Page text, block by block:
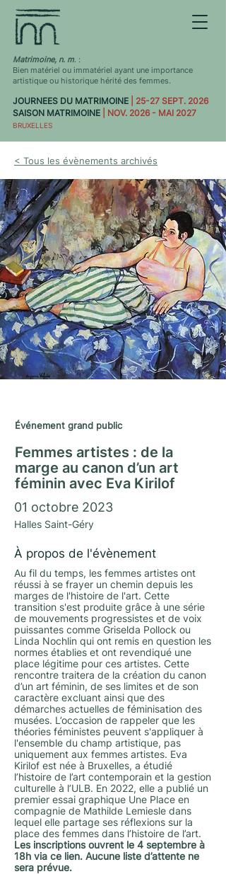
Matrimoine, n. m. :
Bien matériel ou immatériel ayant une importance
artistique ou historique hérité des femmes.
JOURNEES DU MATRIMOINE
| 25-27 SEPT. 2026
SAISON MATRIMOINE
| NOV. 2026 - MAI 2027
BRUXELLES
< Tous les évènements archivés
Événement grand public
Femmes artistes : de la
marge au canon d’un art
féminin avec Eva Kirilof
01 octobre 2023
Halles Saint-Géry
À propos de l'évènement
Au fil du temps, les femmes artistes ont
réussi à se frayer un chemin depuis les
marges de l'histoire de l'art. Cette
transition s'est produite grâce à une série
de mouvements progressistes et de voix
puissantes comme Griselda Pollock ou
Linda Nochlin qui ont remis en question les
normes établies et ont revendiqué une
place légitime pour ces artistes. Cette
rencontre traitera de la création du canon
d’un art féminin, de ses limites et de son
caractère excluant ainsi que des
démarches actuelles de féminisation des
musées. L’occasion de rappeler que les
théories féministes peuvent s'appliquer à
l'ensemble du champ artistique, pas
uniquement aux femmes artistes. Eva
Kirilof est née à Bruxelles, a étudié
l’histoire de l’art contemporain et la gestion
culturelle à l’ULB. En 2022, elle a publié un
premier essai graphique Une Place en
compagnie de Mathilde Lemiesle dans
lequel elle partage ses réflexions sur la
place des femmes dans l’histoire de l’art.
Les inscriptions ouvrent le 4 septembre à
18h via ce lien. Aucune liste d’attente ne
sera prévue.